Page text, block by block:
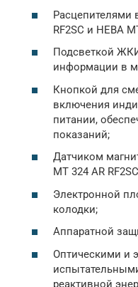
Расцепителями
RF2SC и НЕВА
Подсветкой
информации в
Кнопкой для
включения
питании,
показаний;
Датчиком
МТ 324 AR
Электронной
колодки;
Аппаратной
Оптическими и
реактивной